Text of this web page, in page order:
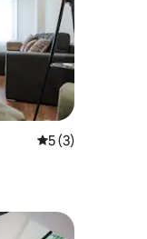
平均评分 5 分（
5 (3)